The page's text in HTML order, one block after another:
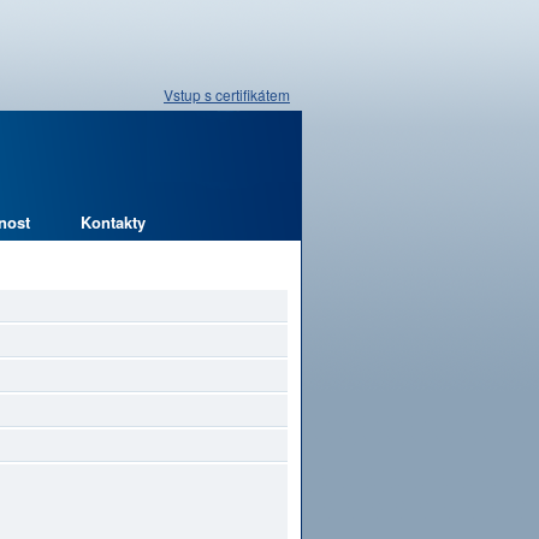
Vstup s certifikátem
Kontakty